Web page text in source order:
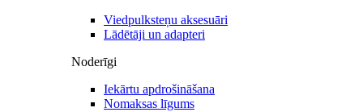
Viedpulksteņu aksesuāri
Lādētāji un adapteri
Noderīgi
Iekārtu apdrošināšana
Nomaksas līgums